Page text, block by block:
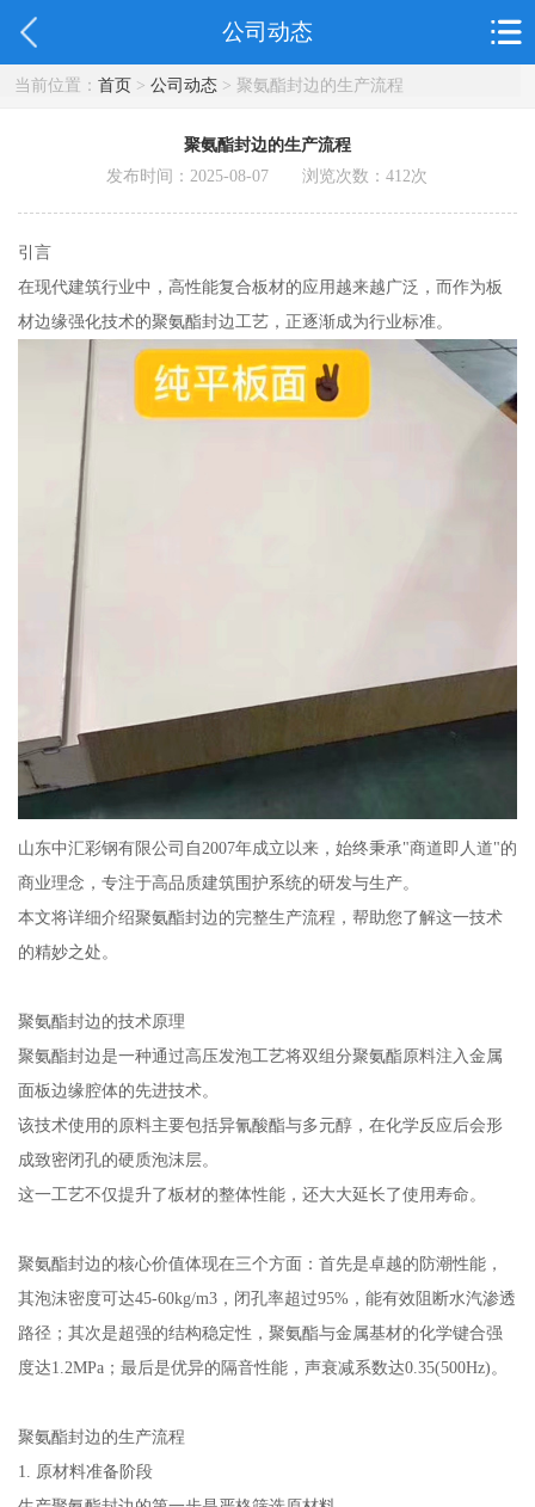
公司动态
当前位置： 首页> 公司动态> 聚氨酯封边的生产流程
聚氨酯封边的生产流程
发布时间：2025-08-07 浏览次数：412次
引言
在现代建筑行业中，高性能复合板材的应用越来越广泛，而作为板
材边缘强化技术的聚氨酯封边工艺，正逐渐成为行业标准。
山东中汇彩钢有限公司自2007年成立以来，始终秉承"商道即人道"的
商业理念，专注于高品质建筑围护系统的研发与生产。
本文将详细介绍聚氨酯封边的完整生产流程，帮助您了解这一技术
的精妙之处。
聚氨酯封边的技术原理
聚氨酯封边是一种通过高压发泡工艺将双组分聚氨酯原料注入金属
面板边缘腔体的先进技术。
该技术使用的原料主要包括异氰酸酯与多元醇，在化学反应后会形
成致密闭孔的硬质泡沫层。
这一工艺不仅提升了板材的整体性能，还大大延长了使用寿命。
聚氨酯封边的核心价值体现在三个方面：首先是卓越的防潮性能，
其泡沫密度可达45-60kg/m3，闭孔率超过95%，能有效阻断水汽渗透
路径；其次是超强的结构稳定性，聚氨酯与金属基材的化学键合强
度达1.2MPa；最后是优异的隔音性能，声衰减系数达0.35(500Hz)。
聚氨酯封边的生产流程
1. 原材料准备阶段